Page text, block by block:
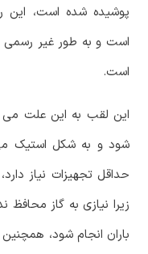
پوشیده شده است، این
است و به طور غیر رسمی
است.
شود و به شکل استیک
زیرا نیازی به گاز محافظ
باران انجام شود،